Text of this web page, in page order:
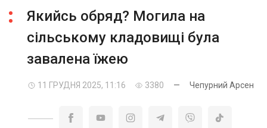
Якийсь обряд? Могила на
сільському кладовищі була
завалена їжею
11 ГРУДНЯ 2025, 11:16 3380 — Чепурний Арсен